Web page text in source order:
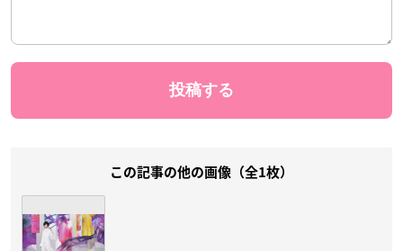
この記事の他の画像（全1枚）